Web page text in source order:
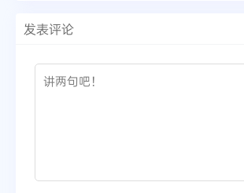
发表评论